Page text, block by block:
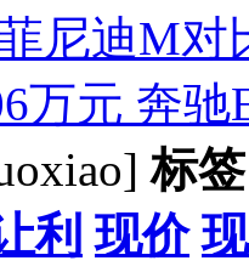
尼迪M
万元 奔
标
利 现价